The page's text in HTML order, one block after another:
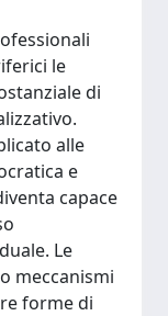
le
di
alle
e
capace
Le
meccanismi
forme di